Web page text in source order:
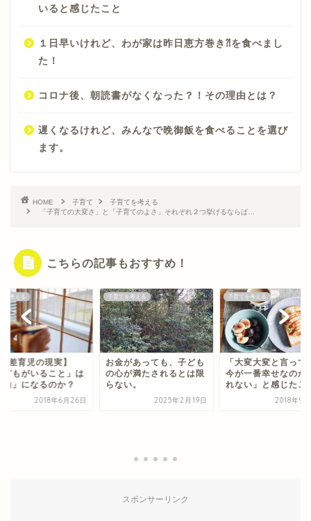
いると感じたこと
１日早いけれど、わが家は昨日恵方巻き⁈を食べまし
た！
コロナ後、朝読書がなくなった？！その理由とは？
遅くなるけれど、みんなで晩御飯を食べることを選び
ます。
HOME 子育て
子育てを考える
「子育ての大変さ」と「子育てのよさ」それぞれ２つ挙げるならば…
こちらの記事もおすすめ！
を考える
差育児の現実】
どもがいること」は
由」になるのか？
2018年6月26日
子育てを考える
お金があっても、子ども
の心が満たされるとは限
らない。
2025年2月19日
子育てを考える
「大変大変と言って
今が一番幸せなのか
れない」と感じたこ
2018年9
スポンサーリンク